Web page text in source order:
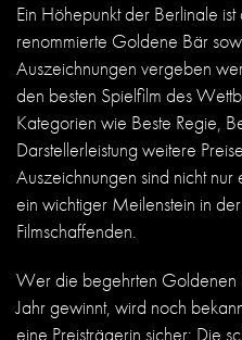
Ein Höhepunkt der Berlinale
renommierte Goldene Bär
Auszeichnungen vergeben
den besten Spielfilm des
Kategorien wie Beste Regie,
Darstellerleistung weitere
Auszeichnungen sind nicht
ein wichtiger Meilenstein in
Filmschaffenden.
Wer die begehrten Goldenen
Jahr gewinnt, wird noch
eine Preisträgerin sicher: Die